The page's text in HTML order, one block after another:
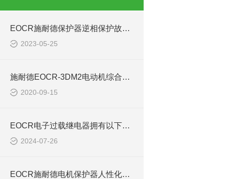
EOCR施耐德保护器逆相保护故障原因浅析I3DMI3M420
2023-05-25
施耐德EOCR-3DM2电动机综合保护器
2020-09-15
EOCR电子过载继电器拥有以下几大特点
2024-07-26
EOCR施耐德电机保护器人性化设计操作方便EOCRSP